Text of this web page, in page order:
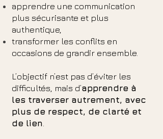
apprendre une communication
plus sécurisante et plus
authentique,
transformer les conflits en
occasions de grandir ensemble.
L’objectif n’est pas d’éviter les
difficultés, mais d’apprendre à
les traverser autrement, avec
plus de respect, de clarté et
de lien.